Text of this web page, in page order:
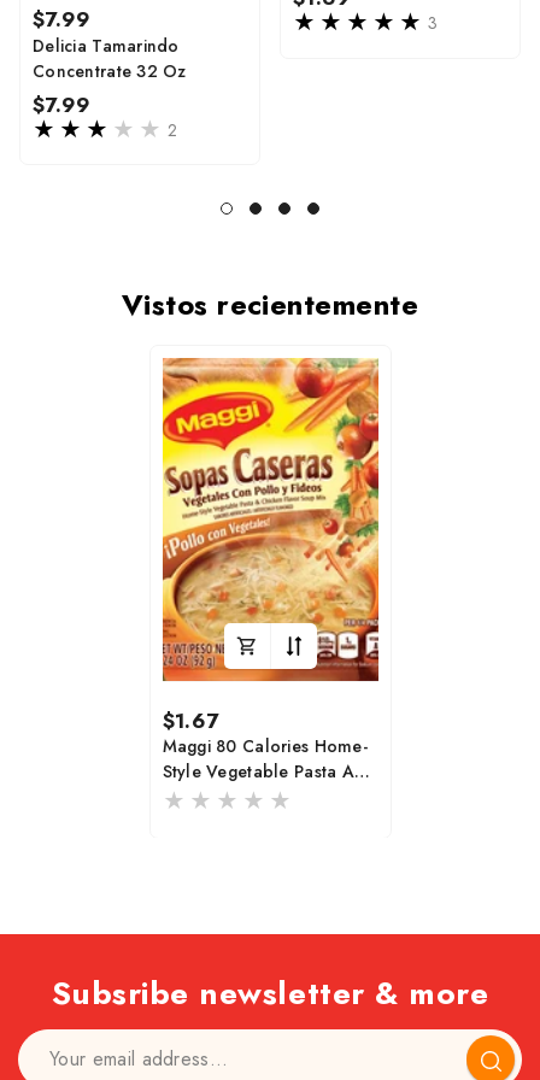
Regular
price
$7.99
Delicia Tamarindo
Concentrate 32 Oz
Regular
price
$7.99
2
price
3
Vistos recientemente
Regular
price
$1.67
Maggi 80 Calories Home-
Style Vegetable Pasta And
Chicken Flavored Soup
Subsribe newsletter & more